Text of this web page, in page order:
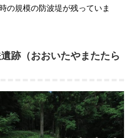
の規模の防波堤が残っていま
跡（おおいたやまたたら